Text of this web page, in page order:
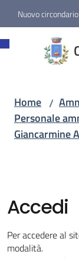
Vai al contenuto
Vai alla
Vai al footer
Nuovo
Menu
Fontanelice
Home /
Personale
Giancarmine
Accedi
Per accedere al
modalità.